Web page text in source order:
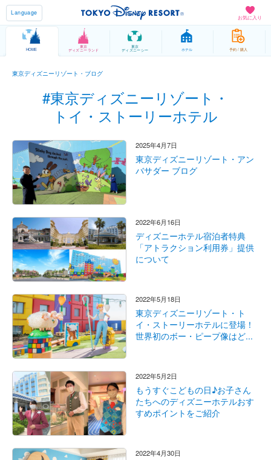
お気に入り
Language
HOME
東京
ディズニーランド
東京
ディズニーシー ホテル 予約 / 購入
東京ディズニーリゾート・ブログ
#東京ディズニーリゾート・
トイ・ストーリーホテル
2025年4月7日
東京ディズニーリゾート・アン
バサダー ブログ
2022年6月16日
ディズニーホテル宿泊者特典
「アトラクション利用券」提供
について
2022年5月18日
東京ディズニーリゾート・ト
イ・ストーリーホテルに登場！
世界初のボー・ピープ像はど...
2022年5月2日
もうすぐこどもの日♪お子さん
たちへのディズニーホテルおす
すめポイントをご紹介
2022年4月30日